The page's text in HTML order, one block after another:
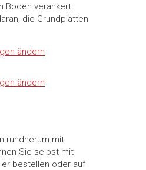
Boden verankert
die Grundplatten
ändern
ändern
rundherum mit
Sie selbst mit
bestellen oder auf